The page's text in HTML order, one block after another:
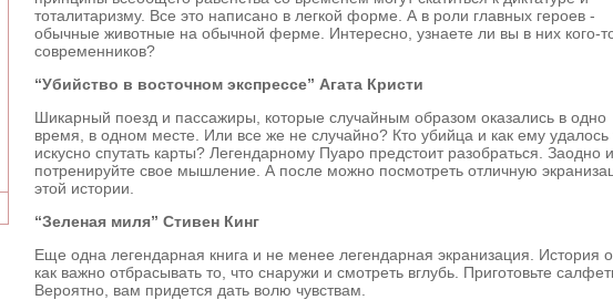
тоталитаризму. Все это написано в легкой форме. А в роли главных героев -
обычные животные на обычной ферме. Интересно, узнаете ли вы в них кого-
современников?
“Убийство в восточном экспрессе” Агата Кристи
Шикарный поезд и пассажиры, которые случайным образом оказались в одно
время, в одном месте. Или все же не случайно? Кто убийца и как ему удалось
искусно спутать карты? Легендарному Пуаро предстоит разобраться. Заодно
потренируйте свое мышление. А после можно посмотреть отличную
этой истории.
“Зеленая миля” Стивен Кинг
Еще одна легендарная книга и не менее легендарная экранизация. История о
как важно отбрасывать то, что снаружи и смотреть вглубь. Приготовьте
Вероятно, вам придется дать волю чувствам.